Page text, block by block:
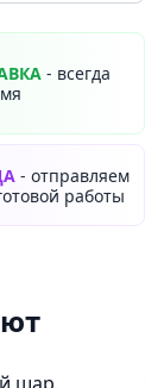
- всегда
- отправляем
работы